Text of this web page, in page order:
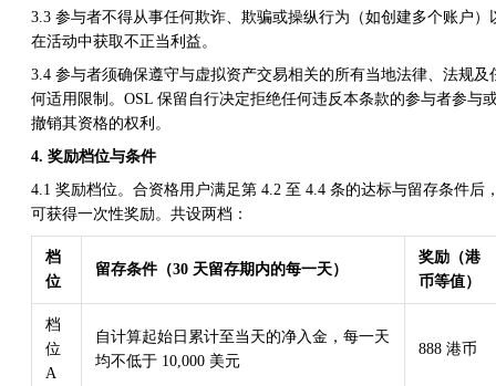
3.3 参与者不得从事任何欺诈、欺骗或操纵行为（如创建多个账户）
在活动中获取不正当利益。
3.4 参与者须确保遵守与虚拟资产交易相关的所有当地法律、法规及
何适用限制。OSL 保留自行决定拒绝任何违反本条款的参与者参与
撤销其资格的权利。
4. 奖励档位与条件
4.1 奖励档位。合资格用户满足第 4.2 至 4.4 条的达标与留存条件后
可获得一次性奖励。共设两档：
档
位
留存条件（30 天留存期内的每一天）
奖励（港
币等值）
档
位
A
自计算起始日累计至当天的净入金，每一天
均不低于 10,000 美元
888 港币